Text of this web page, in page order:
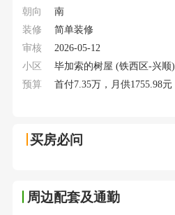
朝向 南
装修 简单装修
审核 2026-05-12
小区 毕加索的树屋 (铁西区-兴顺)
预算 首付7.35万，月供1755.98元
买房必问
周边配套及通勤